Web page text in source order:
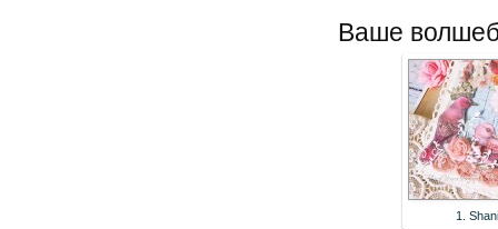
Ваше
1. Shani